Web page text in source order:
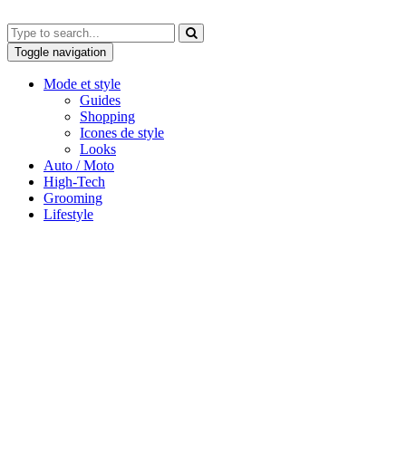
Toggle navigation
Mode et style
Guides
Shopping
Icones de style
Looks
Auto / Moto
High-Tech
Grooming
Lifestyle